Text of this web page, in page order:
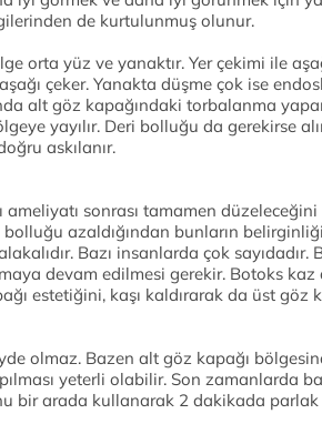
de kurtulunmuş olunur.
orta yüz ve yanaktır. Yer çekimi ile
çeker. Yanakta düşme çok ise
alt göz kapağındaki torbalanma
yayılır. Deri bolluğu da gerekirse
askılanır.
sonrası tamamen düzeleceğini
azaldığından bunların
Bazı insanlarda çok sayıdadır.
devam edilmesi gerekir. Botoks kaz
estetiğini, kaşı kaldırarak da üst göz
olmaz. Bazen alt göz kapağı
yeterli olabilir. Son zamanlarda
bir arada kullanarak 2 dakikada